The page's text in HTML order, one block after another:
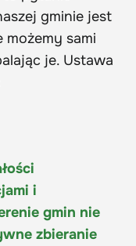
gminie jest
możemy sami
je. Ustawa
i
gmin nie
zbieranie